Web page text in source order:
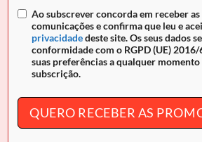
DESCRIÇÃO
INFORMAÇÃO ADICIONAL
Sandália CavalinhoRiviera
Ao subscrever concorda em receber as
comunicações e confirma que leu e
privacidadedeste site. Os seus dados
conformidade com o RGPD (UE)
suas preferências a qualquer
subscrição.
QUERO RECEBER AS